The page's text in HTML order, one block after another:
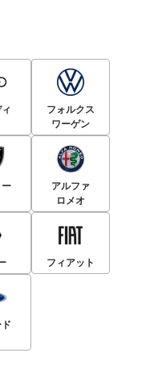
フォルクス
ワーゲン
ー
アルファ
ロメオ
フィアット